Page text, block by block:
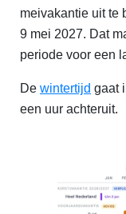
meivakantie uit te
9 mei 2027. Dat
periode voor een
De wintertijd gaat
een uur achteruit.